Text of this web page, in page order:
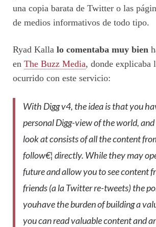
una copia barata de Twitter o las
de medios informativos de todo tipo.
Ryad Kalla lo comentaba muy bien
en The Buzz Media, donde explicaba
ocurrido con este servicio:
With Digg v4, the idea is that you
personal Digg-view of the world,
look at consists of all the content
follow€¦ directly. While they may
future and allow you to see content
friends (a la Twitter re-tweets) the
youhave the burden of building a
you can read valuable content and